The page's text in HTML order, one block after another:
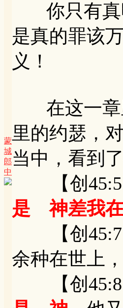
蒙
城
郎
中
你只有真
是真的罪该
义！
在这一章
里的约瑟，
当中，看到
【创45:5
是 神差我
【创
余种在世上
【创45:8